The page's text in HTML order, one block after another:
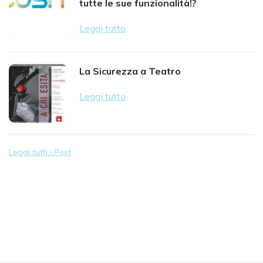
tutte le sue funzionalità!?
Leggi tutto
La Sicurezza a Teatro
Leggi tutto
Leggi tutti i Post